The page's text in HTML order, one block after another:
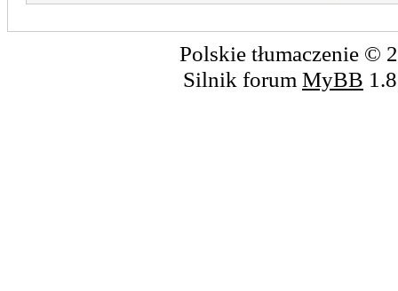
Polskie tłumaczenie ©
Silnik forum MyBB